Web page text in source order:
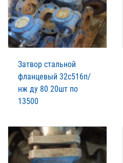
Затвор стальной
фланцевый 32с516п/
нж ду 80 20шт по
13500